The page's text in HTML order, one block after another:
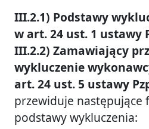
III.2.1) Podstawy
w art. 24 ust. 1 ustawy
III.2.2) Zamawiający
wykluczenie
art. 24 ust. 5 ustawy
przewiduje następujące
podstawy wykluczenia: